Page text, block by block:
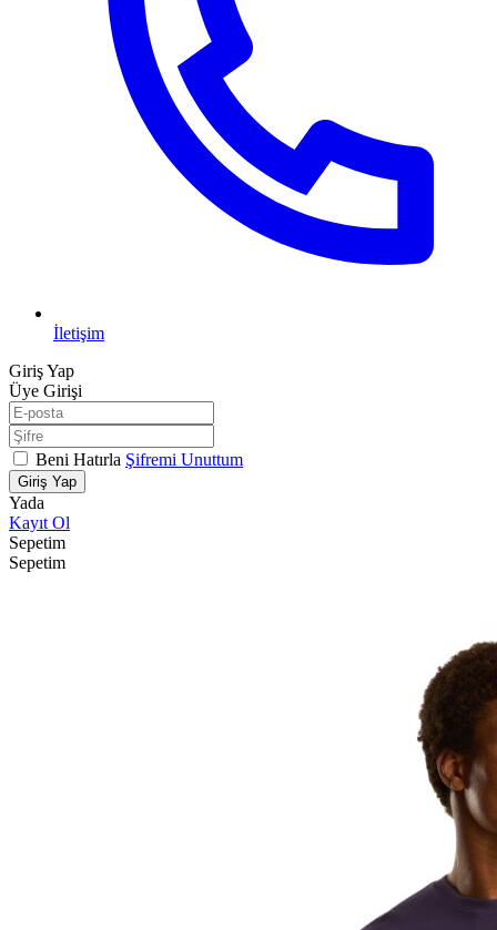
İletişim
Giriş Yap
Üye Girişi
Beni Hatırla Şifremi Unuttum
Giriş Yap
Yada
Kayıt Ol
Sepetim
Sepetim